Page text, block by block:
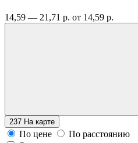
14,59 — 21,71 р. от 14,59 р.
237 На карте
По цене
По расстоянию